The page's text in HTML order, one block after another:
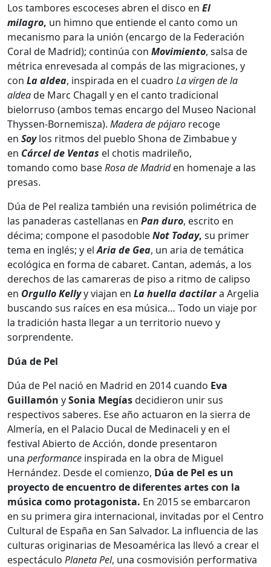
Los tambores escoceses abren el disco en El
milagro, un himno que entiende el canto como un
mecanismo para la unión (encargo de la Federación
Coral de Madrid); continúa con Movimiento, salsa de
métrica enrevesada al compás de las migraciones, y
con La aldea, inspirada en el cuadro La virgen de la
aldeade Marc Chagall y en el canto tradicional
bielorruso (ambos temas encargo del Museo Nacional
Thyssen-Bornemisza). Madera de pájaro recoge
en Soylos ritmos del pueblo Shona de Zimbabue y
en Cárcel de Ventas el chotis madrileño,
tomando como baseRosa de Madriden homenaje a las
presas.
Dúa de Pel realiza también una revisión polimétrica de
las panaderas castellanas en Pan duro, escrito en
décima; compone el pasodobleNot Today, su primer
tema en inglés; y elAria de Gea, un aria de temática
ecológica en forma de cabaret. Cantan, además, a los
derechos de las camareras de piso a ritmo de calipso
en Orgullo Kellyy viajan en La huelladactilara Argelia
buscando sus raíces en esa música… Todo un viaje por
la tradición hasta llegar a un territorio nuevo y
sorprendente.
Dúa de Pel
Dúa de Pel nació en Madrid en 2014 cuando Eva
Guillamón ySonia Megíasdecidieron unir sus
respectivos saberes. Ese año actuaron en la sierra de
Almería, en el Palacio Ducal de Medinaceli y en el
festival Abierto de Acción, donde presentaron
una performance inspirada en la obra de Miguel
Hernández. Desde el comienzo, Dúa de Pel es un
proyecto de encuentro de diferentes artes con la
música como protagonista. En 2015 se embarcaron
en su primera gira internacional, invitadas por el Centro
Cultural de España en San Salvador. La influencia de las
culturas originarias de Mesoamérica las llevó a crear el
espectáculo Planeta Pel, una cosmovisión performativa